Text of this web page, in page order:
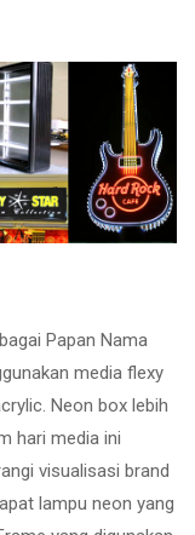
Papan Nama
media flexy
Neon box lebih
hari media ini
visualisasi brand
lampu neon yang